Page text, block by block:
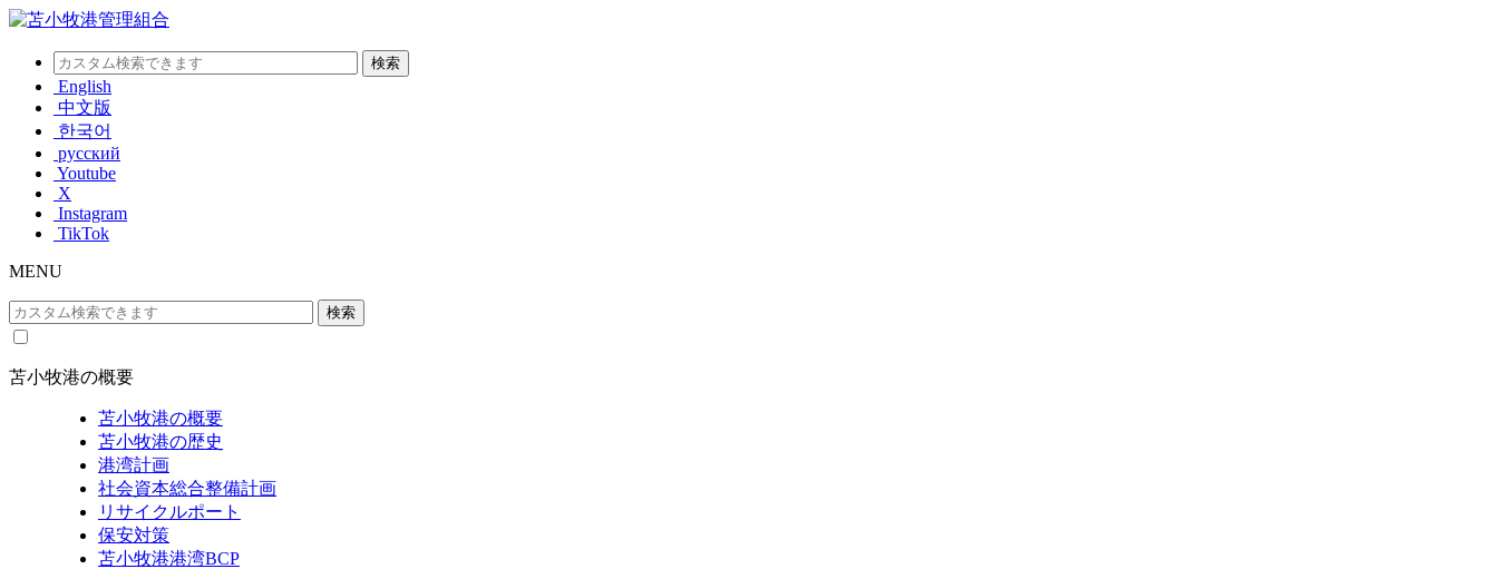
English
中文版
한국어
русский
Youtube
X
Instagram
TikTok
MENU
苫小牧港の概要
苫小牧港の概要
苫小牧港の歴史
港湾計画
社会資本総合整備計画
リサイクルポート
保安対策
苫小牧港港湾BCP